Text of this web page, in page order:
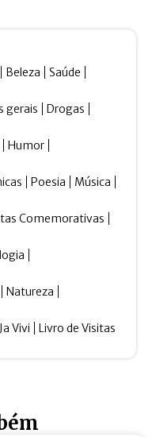
Beleza Saúde
gerais Drogas
Humor
Poesia Música
Comemorativas
Natureza
Vivi Livro de Visitas